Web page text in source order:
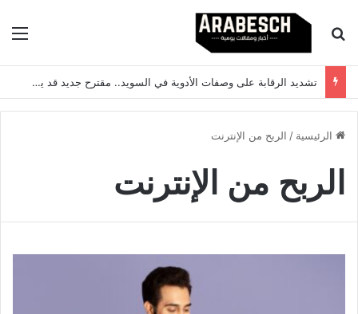
بحث عن
تشديد الرقابة على وصفات الأدوية في السويد.. مقترح جديد قد يغيّر طريقة صرف العلاج
الرئيسية / الربح من الإنترنت
الربح من الإنترنت